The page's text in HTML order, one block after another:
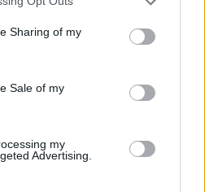
behaviour. You may click to
and its third-party tags to
purposes in below Google
Sharing of my
Sale of my
my
Advertising.